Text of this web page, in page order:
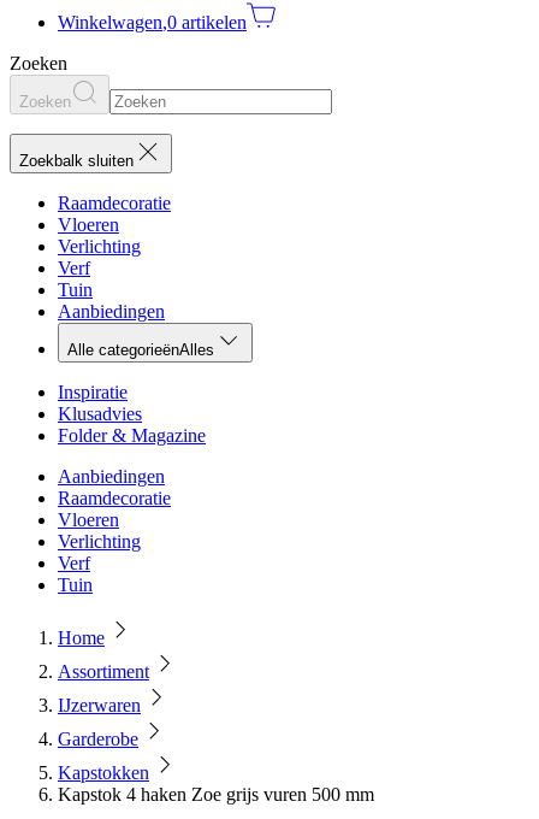
Winkelwagen,0 artikelen
Zoeken
Zoeken
Zoekbalk sluiten
Raamdecoratie
Vloeren
Verlichting
Verf
Tuin
Aanbiedingen
Alle categorieënAlles
Inspiratie
Klusadvies
Folder & Magazine
Aanbiedingen
Raamdecoratie
Vloeren
Verlichting
Verf
Tuin
Home
Assortiment
IJzerwaren
Garderobe
Kapstokken
Kapstok 4 haken Zoe grijs vuren 500 mm